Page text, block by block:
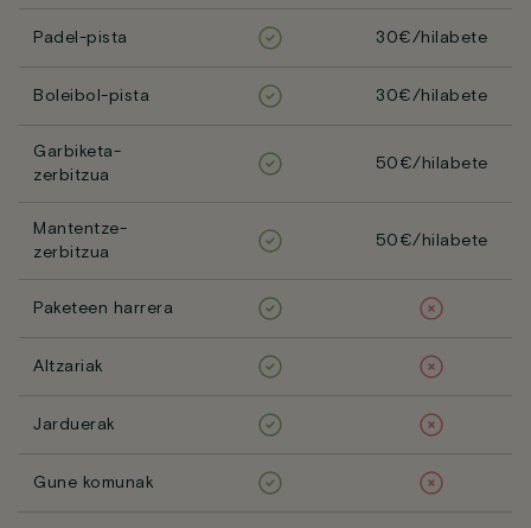
Padel-pista 30€/hilabete
Boleibol-pista 30€/hilabete
Garbiketa-
zerbitzua
50€/hilabete
Mantentze-
zerbitzua
50€/hilabete
Paketeen harrera
Altzariak
Jarduerak
Gune komunak